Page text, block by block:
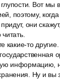
глупости. Вот мы
поэтому,
они
какие-то
информацию,
Ну и вы